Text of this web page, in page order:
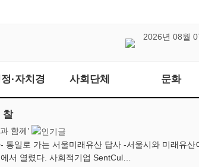
2026년 08월
·자치경
찰
사회단체 문화
함께’
일로 가는 서울미래유산 답사 -서울시와 미래유
서 열렸다. 사회적기업 SentCul…